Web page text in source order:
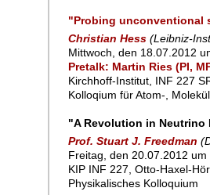
"Probing unconventional
Christian Hess (Leibniz-
Mittwoch, den 18.07.2012
Pretalk: Martin Ries (PI,
Kirchhoff-Institut, INF 227
Kolloqium für Atom-,
"A Revolution in Neutrino
Prof. Stuart J. Freedman
Freitag, den 20.07.2012
KIP INF 227, Otto-Haxel-
Physikalisches Kolloquium